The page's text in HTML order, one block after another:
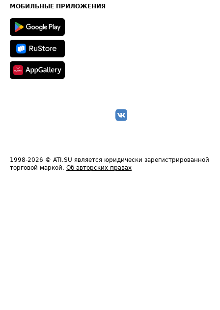
Техническая информация
МОБИЛЬНЫЕ ПРИЛОЖЕНИЯ
1998-2026 © ATI.SU является юридически зарегистрированной
торговой маркой. Об авторских правах